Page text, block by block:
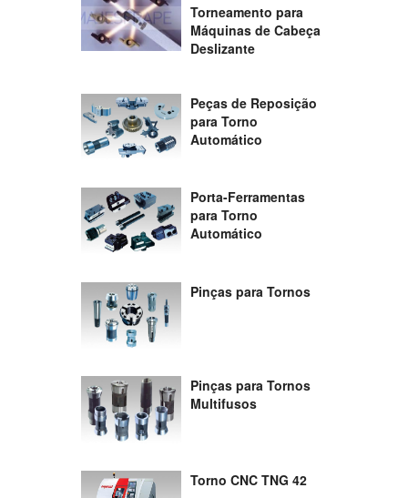
Torneamento para
Máquinas de Cabeça
Deslizante
Peças de Reposição
para Torno
Automático
Porta-Ferramentas
para Torno
Automático
Pinças para Tornos
Pinças para Tornos
Multifusos
Torno CNC TNG 42